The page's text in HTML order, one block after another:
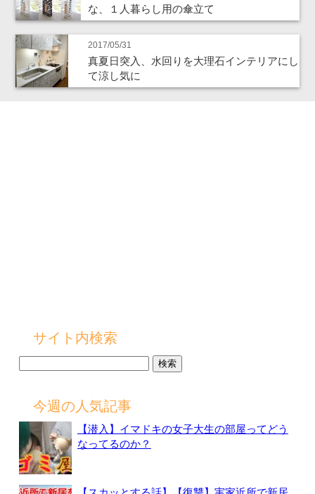
な、１人暮らし用の傘立て
2017/05/31
真夏日突入、水回りを大理石インテリアにし
て涼し気に
サイト内検索
今週の人気記事
【潜入】イマドキの女子大生の部屋ってどう
なってるのか？